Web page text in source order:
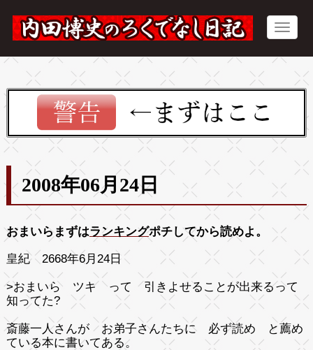
2008年06月24日
おまいらまずはランキングポチしてから読めよ。
皇紀 2668年6月24日
>おまいら ツキ って 引きよせることが出来るって
知ってた?
斎藤一人さんが お弟子さんたちに 必ず読め と薦め
ている本に書いてある。